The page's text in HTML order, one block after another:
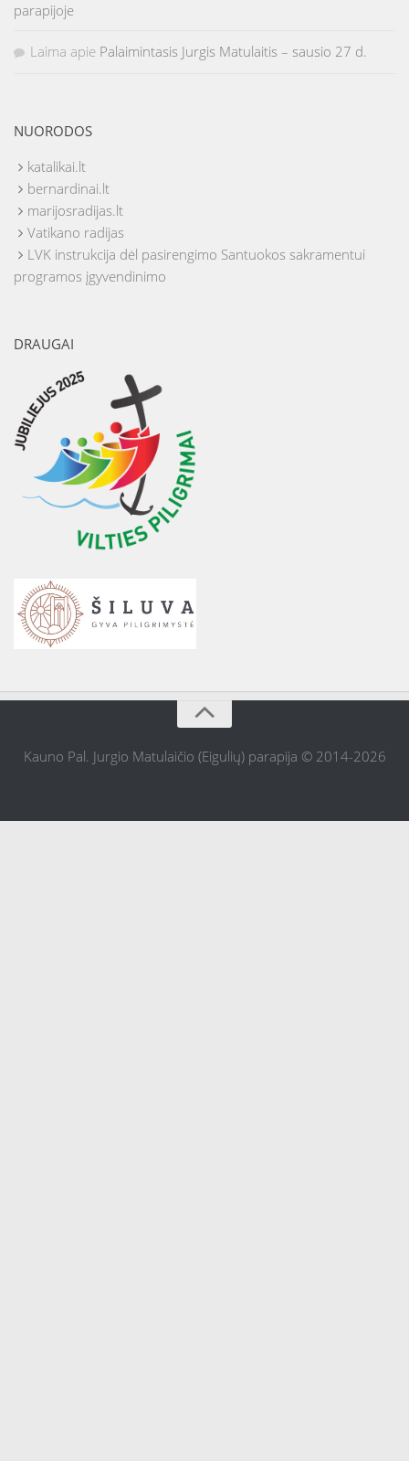
parapijoje
Laima apie Palaimintasis Jurgis Matulaitis – sausio 27 d.
NUORODOS
katalikai.lt
bernardinai.lt
marijosradijas.lt
Vatikano radijas
LVK instrukcija dėl pasirengimo Santuokos sakramentui
programos įgyvendinimo
DRAUGAI
Kauno Pal. Jurgio Matulaičio (Eigulių) parapija © 2014-2026